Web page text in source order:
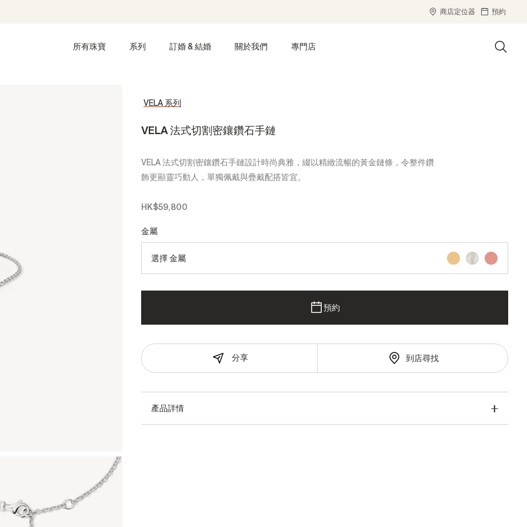
商店定位器 預約
所有珠寶 系列 訂婚 & 結婚 關於我們 專門店
VELA 系列
VELA 法式切割密鑲鑽石手鏈
VELA 法式切割密鑲鑽石手鏈設計時尚典雅，綴以精緻流暢的黃金鏈條，令整件鑽
飾更顯靈巧動人，單獨佩戴與疊戴配搭皆宜。
HK$59,800
金屬
選擇 金屬
預約
分享 到店尋找
產品詳情